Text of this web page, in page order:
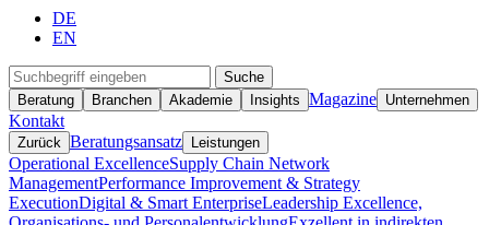
DE
EN
Suche
Beratung
Branchen Akademie Insights Magazine Unternehmen
Kontakt
Zurück Beratungsansatz Leistungen
Operational ExcellenceSupply Chain Network
ManagementPerformance Improvement & Strategy
ExecutionDigital & Smart EnterpriseLeadership Excellence,